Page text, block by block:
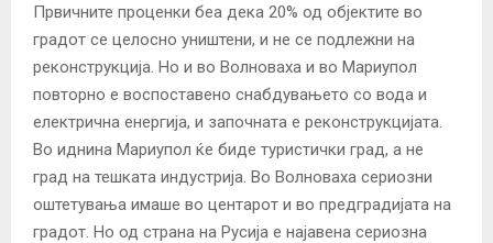
Првичните проценки беа дека 20% од објектите во
градот се целосно уништени, и не се подлежни на
реконструкција. Но и во Волноваха и во Мариупол
повторно е воспоставено снабдувањето со вода и
електрична енергија, и започната е реконструкцијата.
Во иднина Мариупол ќе биде туристички град, а не
град на тешката индустрија. Во Волноваха сериозни
оштетувања имаше во центарот и во предградијата на
градот. Но од страна на Русија е најавена сериозна